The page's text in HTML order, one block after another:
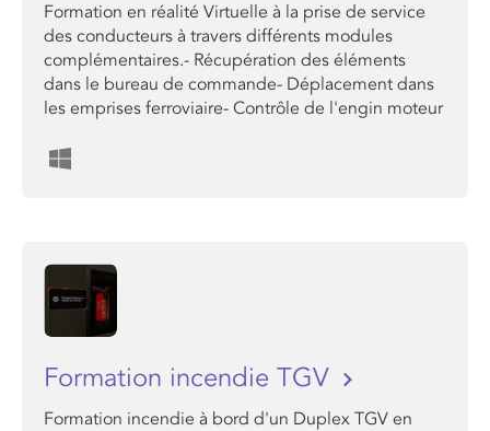
Formation en réalité Virtuelle à la prise de service
des conducteurs à travers différents modules
complémentaires.- Récupération des éléments
dans le bureau de commande- Déplacement dans
les emprises ferroviaire- Contrôle de l'engin moteur
Formation incendie TGV
Formation incendie à bord d'un Duplex TGV en